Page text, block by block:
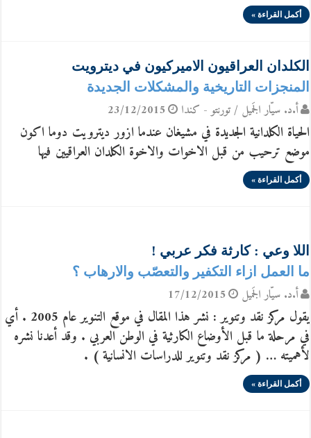
أكمل القراءة »
الكلدان العراقيون الاميركيون في ديترويت
المنجزات التاريخية والمشكلات الجديدة
أ.د. سيّار الجَميل / تورنتو - كندا 23/12/2015
الحياة الكلدانية الجديدة في مشيغان عندما ازور ديترويت دوما اكون
موضع ترحيب من قبل الاخوات والاخوة الكلدان العراقيين فيها
أكمل القراءة »
اللا وعي : كارثة فكر عربي !
ما العمل ازاء التكفير والتعصّب والارهاب ؟
أ.د. سيّار الجَميل 17/12/2015
يقول مركز نقد وتنوير : نشر هذا المقال في موقع التنوير عام 2005 . أي
في مرحلة ما قبل الأوضاع الكارثية في الوطن العربي . وقد أعدنا نشره
لأهميته … ( مركز نقد وتنوير للدراسات الانسانية ) .
أكمل القراءة »